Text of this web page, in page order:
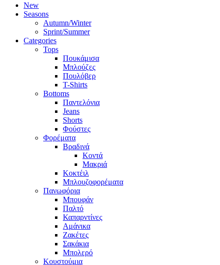
New
Seasons
Autumn/Winter
Sprint/Summer
Categories
Tops
Πουκάμισα
Μπλούζες
Πουλόβερ
T-Shirts
Bottoms
Παντελόνια
Jeans
Shorts
Φούστες
Φορέματα
Βραδινά
Κοντά
Μακριά
Κοκτέιλ
Μπλουζοφορέματα
Πανωφόρια
Μπουφάν
Παλτό
Καπαρντίνες
Αμάνικα
Ζακέτες
Σακάκια
Μπολερό
Κουστούμια